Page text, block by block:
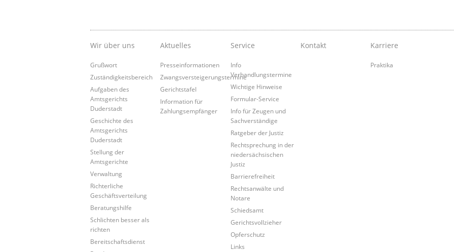
Wir über uns
Grußwort
Zuständigkeitsbereich
Aufgaben des
Amtsgerichts
Duderstadt
Geschichte des
Amtsgerichts
Duderstadt
Stellung der
Amtsgerichte
Verwaltung
Richterliche
Geschäftsverteilung
Beratungshilfe
Schlichten besser als
richten
Bereitschaftsdienst
Aktuelles
Presseinformationen
Zwangsversteigerungstermine
Gerichtstafel
Information für
Zahlungsempfänger
Service
Info
Verhandlungstermine
Wichtige Hinweise
Formular-Service
Info für Zeugen und
Sachverständige
Ratgeber der Justiz
Rechtsprechung in der
niedersächsischen
Justiz
Barrierefreiheit
Rechtsanwälte und
Notare
Schiedsamt
Gerichtsvollzieher
Opferschutz
Links
Kontakt Karriere
Praktika